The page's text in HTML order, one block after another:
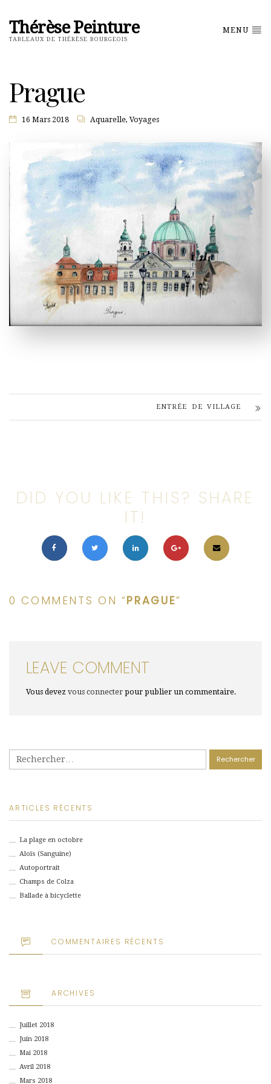
Thérèse Peinture
TABLEAUX DE THÉRÈSE BOURGEOIS
MENU
Prague
16 Mars 2018 Aquarelle, Voyages
ENTRÉE DE VILLAGE
DID YOU LIKE THIS? SHARE
IT!
0 COMMENTS ON “PRAGUE”
LEAVE COMMENT
Vous devez vous connecter pour publier un commentaire.
ARTICLES RÉCENTS
La plage en octobre
Aloïs (Sanguine)
Autoportrait
Champs de Colza
Ballade à bicyclette
COMMENTAIRES RÉCENTS
ARCHIVES
Juillet 2018
Juin 2018
Mai 2018
Avril 2018
Mars 2018